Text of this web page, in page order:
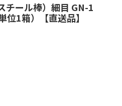
チール棒）細目 GN-1
1箱）【直送品】